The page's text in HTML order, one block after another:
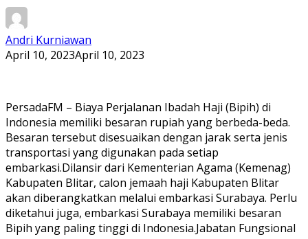
Andri Kurniawan
April 10, 2023April 10, 2023
PersadaFM – Biaya Perjalanan Ibadah Haji (Bipih) di
Indonesia memiliki besaran rupiah yang berbeda-beda.
Besaran tersebut disesuaikan dengan jarak serta jenis
transportasi yang digunakan pada setiap
embarkasi.Dilansir dari Kementerian Agama (Kemenag)
Kabupaten Blitar, calon jemaah haji Kabupaten Blitar
akan diberangkatkan melalui embarkasi Surabaya. Perlu
diketahui juga, embarkasi Surabaya memiliki besaran
Bipih yang paling tinggi di Indonesia.Jabatan Fungsional